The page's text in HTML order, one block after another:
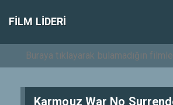
FILM LIDERI
Karmouz War No